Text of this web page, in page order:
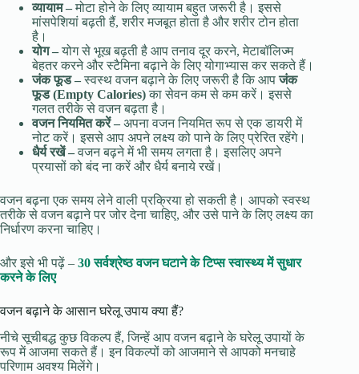
व्यायाम–मोटा होने के लिए व्यायाम बहुत जरूरी है। इससे
मांसपेशियां बढ़ती हैं, शरीर मजबूत होता है और शरीर टोन होता
है।
योग–योग से भूख बढ़ती है आप तनाव दूर करने, मेटाबॉलिज्म
बेहतर करने और स्टैमिना बढ़ाने के लिए योगाभ्यास कर सकते हैं।
जंक फूड–स्वस्थ वजन बढ़ाने के लिए जरूरी है कि आपजंक
फूड (Empty Calories)का सेवन कम से कम करें। इससे
गलत तरीके से वजन बढ़ता है।
वजन नियमित करें– अपना वजन नियमित रूप से एक डायरी में
नोट करें। इससे आप अपने लक्ष्य को पाने के लिए प्रेरित रहेंगे।
धैर्य रखें–वजन बढ़ने में भी समय लगता है। इसलिए अपने
प्रयासों को बंद ना करें और धैर्य बनाये रखें।
वजन बढ़ना एक समय लेने वाली प्रक्रिया हो सकती है। आपको स्वस्थ
तरीके से वजन बढ़ाने पर जोर देना चाहिए, और उसे पाने के लिए लक्ष्य का
निर्धारण करना चाहिए।
और इसे भी पढ़ें – 30 सर्वश्रेष्ठ वजन घटाने के टिप्स स्वास्थ्य में सुधार
करने के लिए
वजन बढ़ाने के आसान घरेलू उपाय क्या हैं?
नीचे सूचीबद्ध कुछ विकल्प हैं, जिन्हें आप वजन बढ़ाने के घरेलू उपायों के
रूप में आजमा सकते हैं। इन विकल्पों को आजमाने से आपको मनचाहे
परिणाम अवश्य मिलेंगे।